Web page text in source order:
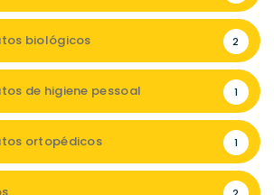
biológicos 2
de higiene pessoal 1
ortopédicos 1